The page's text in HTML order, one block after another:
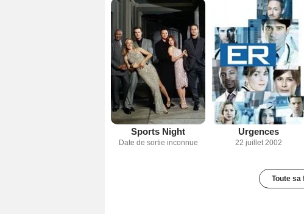
Sports Night
Date de sortie inconnue
Urgences
22 juillet 2002
Toute sa